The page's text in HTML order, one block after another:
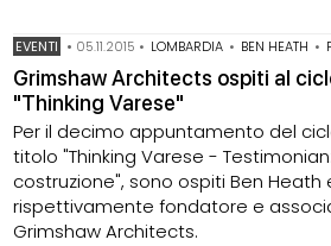
EVENTI • 05.11.2015 • LOMBARDIA • BEN HEATH •
Grimshaw Architects ospiti al
"Thinking Varese"
Per il decimo appuntamento del
titolo "Thinking Varese -
costruzione", sono ospiti Ben Heath
rispettivamente fondatore e
Grimshaw Architects.